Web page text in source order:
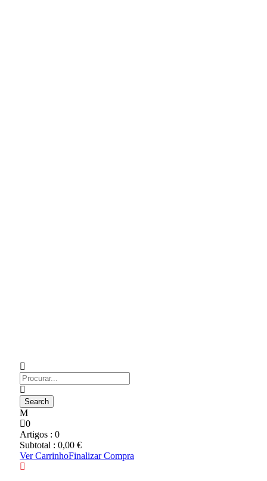
0
Artigos : 0
Subtotal : 0,00 €
Ver CarrinhoFinalizar Compra